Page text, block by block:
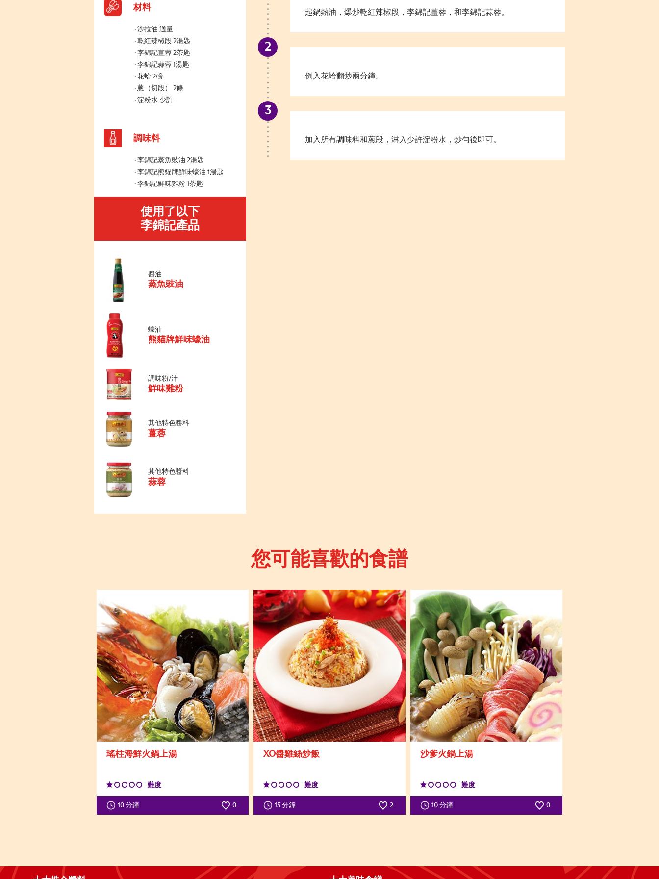
材料
沙拉油 適量
乾紅辣椒段 2湯匙
李錦記薑蓉 2茶匙
李錦記蒜蓉 1湯匙
花蛤 2磅
蔥（切段） 2條
淀粉水 少許
調味料
李錦記蒸魚豉油 2湯匙
李錦記熊貓牌鮮味蠔油 1湯匙
李錦記鮮味雞粉 1茶匙
使用了以下
李錦記產品
醬油
蒸魚豉油
蠔油
熊貓牌鮮味蠔油
調味粉/汁
鮮味雞粉
其他特色醬料
薑蓉
其他特色醬料
蒜蓉
起鍋熱油，爆炒乾紅辣椒段，李錦記薑蓉，和李錦記蒜蓉。
倒入花蛤翻炒兩分鐘。
加入所有調味料和蔥段，淋入少許淀粉水，炒勻後即可。
您可能喜歡的食譜
瑤柱海鮮火鍋上湯
難度
10 分鐘 0
XO醬雞絲炒飯
難度
15 分鐘 2
沙爹火鍋上湯
難度
10 分鐘 0